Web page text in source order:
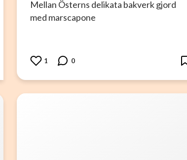
Mellan Österns delikata bakverk gjord
med marscapone
1 0